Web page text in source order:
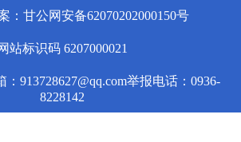
：甘公网安备62070202000150号
站标识码 6207000021
913728627@qq.com举报电话：0936-
8228142